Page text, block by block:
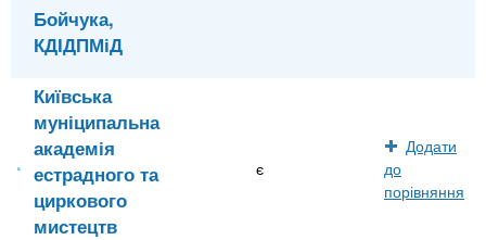
Бойчука,
КДІДПМіД
Київська
муніципальна
академія
естрадного та
циркового
мистецтв
є
Додати
до
порівняння